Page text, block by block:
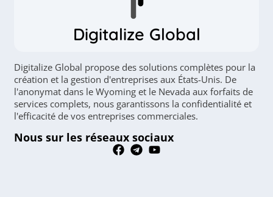
Digitalize Global
Digitalize Global propose des solutions complètes pour la
création et la gestion d'entreprises aux États-Unis. De
l'anonymat dans le Wyoming et le Nevada aux forfaits de
services complets, nous garantissons la confidentialité et
l'efficacité de vos entreprises commerciales.
Nous sur les réseaux sociaux